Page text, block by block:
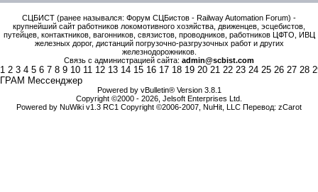
СЦБИСТ (ранее назывался: Форум СЦБистов - Railway Automation Forum) -
крупнейший сайт работников локомотивного хозяйства, движенцев, эсцебистов,
путейцев, контактников, вагонников, связистов, проводников, работников ЦФТО, ИВЦ
железных дорог, дистанций погрузочно-разгрузочных работ и других
железнодорожников.
Связь с администрацией сайта: admin@scbist.com
1 2 3 4 5 6 7 8 9 10 11 12 13 14 15 16 17 18 19 20 21 22 23 24 25 26 27 28
ГРАМ Мессенджер
Powered by vBulletin® Version 3.8.1
Copyright ©2000 - 2026, Jelsoft Enterprises Ltd.
Powered by NuWiki v1.3 RC1 Copyright ©2006-2007, NuHit, LLC Перевод: zCarot